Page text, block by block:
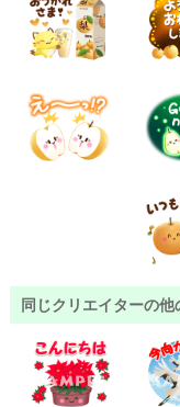
同じクリエイターの